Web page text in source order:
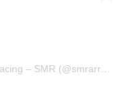
Uma publicação compartilhada por Santa Cruz Moto Racing – SMR (@smrarrancadas)